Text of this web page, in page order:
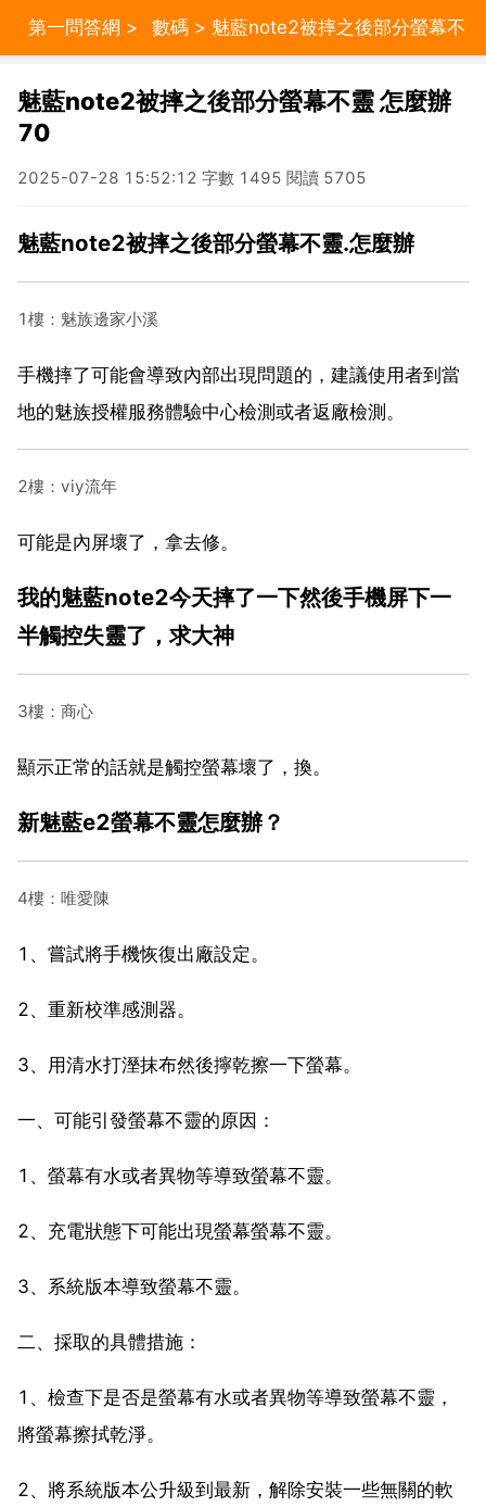
第一問答網 > 數碼 > 魅藍note2被摔之後部分螢幕不
靈 怎麼辦 70
魅藍note2被摔之後部分螢幕不靈 怎麼辦
70
2025-07-28 15:52:12 字數 1495 閱讀 5705
魅藍note2被摔之後部分螢幕不靈.怎麼辦
1樓：魅族邊家小溪
手機摔了可能會導致內部出現問題的，建議使用者到當
地的魅族授權服務體驗中心檢測或者返廠檢測。
2樓：viy流年
可能是內屏壞了，拿去修。
我的魅藍note2今天摔了一下然後手機屏下一
半觸控失靈了，求大神
3樓：商心
顯示正常的話就是觸控螢幕壞了，換。
新魅藍e2螢幕不靈怎麼辦？
4樓：唯愛陳
1、嘗試將手機恢復出廠設定。
2、重新校準感測器。
3、用清水打溼抹布然後擰乾擦一下螢幕。
一、可能引發螢幕不靈的原因：
1、螢幕有水或者異物等導致螢幕不靈。
2、充電狀態下可能出現螢幕螢幕不靈。
3、系統版本導致螢幕不靈。
二、採取的具體措施：
1、檢查下是否是螢幕有水或者異物等導致螢幕不靈，
將螢幕擦拭乾淨。
2、將系統版本公升級到最新，解除安裝一些無關的軟